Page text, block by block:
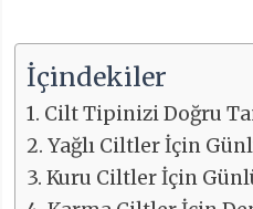
İçindekiler
Cilt Tipinizi Doğru
Yağlı Ciltler İçin
Kuru Ciltler İçin